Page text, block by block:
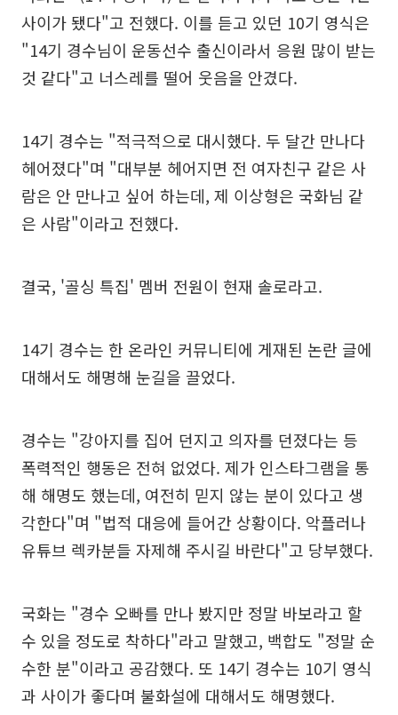
사이가 됐다"고 전했다. 이를 듣고 있던 10기 영식은
"14기 경수님이 운동선수 출신이라서 응원 많이 받는
것 같다"고 너스레를 떨어 웃음을 안겼다.
14기 경수는 "적극적으로 대시했다. 두 달간 만나다
헤어졌다"며 "대부분 헤어지면 전 여자친구 같은 사
람은 안 만나고 싶어 하는데, 제 이상형은 국화님 같
은 사람"이라고 전했다.
결국, '골싱 특집' 멤버 전원이 현재 솔로라고.
14기 경수는 한 온라인 커뮤니티에 게재된 논란 글에
대해서도 해명해 눈길을 끌었다.
경수는 "강아지를 집어 던지고 의자를 던졌다는 등
폭력적인 행동은 전혀 없었다. 제가 인스타그램을 통
해 해명도 했는데, 여전히 믿지 않는 분이 있다고 생
각한다"며 "법적 대응에 들어간 상황이다. 악플러나
유튜브 렉카분들 자제해 주시길 바란다"고 당부했다.
국화는 "경수 오빠를 만나 봤지만 정말 바보라고 할
수 있을 정도로 착하다"라고 말했고, 백합도 "정말 순
수한 분"이라고 공감했다. 또 14기 경수는 10기 영식
과 사이가 좋다며 불화설에 대해서도 해명했다.